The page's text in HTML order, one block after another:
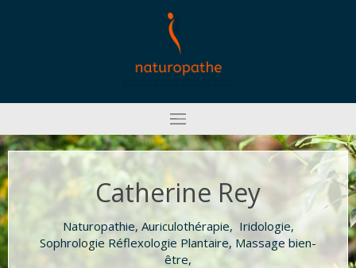
Catherine Rey
Naturopathie, Auriculothérapie, Iridologie,
Sophrologie Réflexologie Plantaire, Massage bien-
être,